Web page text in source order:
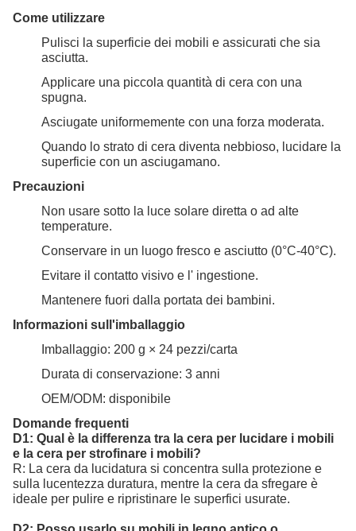
Come utilizzare
Pulisci la superficie dei mobili e assicurati che sia
asciutta.
Applicare una piccola quantità di cera con una
spugna.
Asciugate uniformemente con una forza moderata.
Quando lo strato di cera diventa nebbioso, lucidare la
superficie con un asciugamano.
Precauzioni
Non usare sotto la luce solare diretta o ad alte
temperature.
Conservare in un luogo fresco e asciutto (0°C-40°C).
Evitare il contatto visivo e l' ingestione.
Mantenere fuori dalla portata dei bambini.
Informazioni sull'imballaggio
Imballaggio: 200 g × 24 pezzi/carta
Durata di conservazione: 3 anni
OEM/ODM: disponibile
Domande frequenti
D1: Qual è la differenza tra la cera per lucidare i mobili
e la cera per strofinare i mobili?
R: La cera da lucidatura si concentra sulla protezione e
sulla lucentezza duratura, mentre la cera da sfregare è
ideale per pulire e ripristinare le superfici usurate.